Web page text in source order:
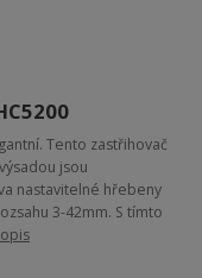
Tento zastřihovač
jsou
nastavitelné hřebeny
3-42mm. S tímto